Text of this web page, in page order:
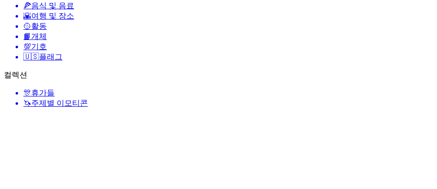
🍕음식 및 음료
🌇여행 및 장소
🥎활동
📙개체
💯기호
🇺🇸플래그
컬렉션
🎊휴가들
🦄주제별 이모티콘